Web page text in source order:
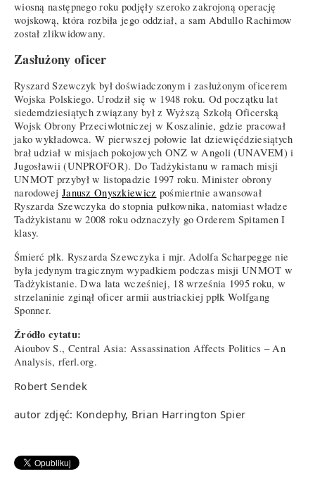
wiosną następnego roku podjęły szeroko zakrojoną operację
wojskową, która rozbiła jego oddział, a sam Abdullo Rachimow
został zlikwidowany.
Zasłużony oficer
Ryszard Szewczyk był doświadczonym i zasłużonym oficerem
Wojska Polskiego. Urodził się w 1948 roku. Od początku lat
siedemdziesiątych związany był z Wyższą Szkołą Oficerską
Wojsk Obrony Przeciwlotniczej w Koszalinie, gdzie pracował
jako wykładowca. W pierwszej połowie lat dziewięćdziesiątych
brał udział w misjach pokojowych ONZ w Angoli (UNAVEM) i
Jugosławii (UNPROFOR). Do Tadżykistanu w ramach misji
UNMOT przybył w listopadzie 1997 roku. Minister obrony
narodowej Janusz Onyszkiewicz pośmiertnie awansował
Ryszarda Szewczyka do stopnia pułkownika, natomiast władze
Tadżykistanu w 2008 roku odznaczyły go Orderem Spitamen I
klasy.
Śmierć płk. Ryszarda Szewczyka i mjr. Adolfa Scharpegge nie
była jedynym tragicznym wypadkiem podczas misji UNMOT w
Tadżykistanie. Dwa lata wcześniej, 18 września 1995 roku, w
strzelaninie zginął oficer armii austriackiej ppłk Wolfgang
Sponner.
Źródło cytatu:
Aioubov S., Central Asia: Assassination Affects Politics – An
Analysis, rferl.org.
Robert Sendek
autor zdjęć: Kondephy, Brian Harrington Spier